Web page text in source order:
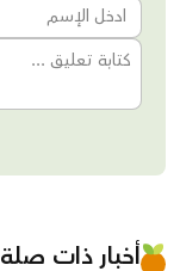
أخبار ذات صلة